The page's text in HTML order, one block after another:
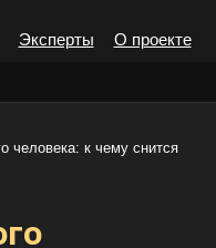
Эксперты О проекте
й
человека: к чему снится